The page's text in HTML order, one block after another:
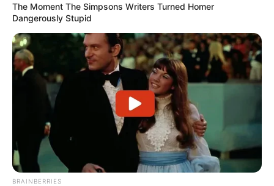
The Moment The Simpsons Writers Turned Homer
Dangerously Stupid
BRAINBERRIES